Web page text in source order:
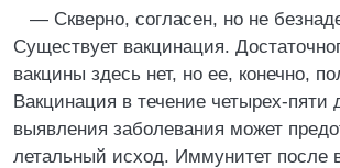
— Скверно, согласен, но не
Существует вакцинация.
вакцины здесь нет, но ее, конечно,
Вакцинация в течение четырех-пяти
выявления заболевания может
летальный исход. Иммунитет после